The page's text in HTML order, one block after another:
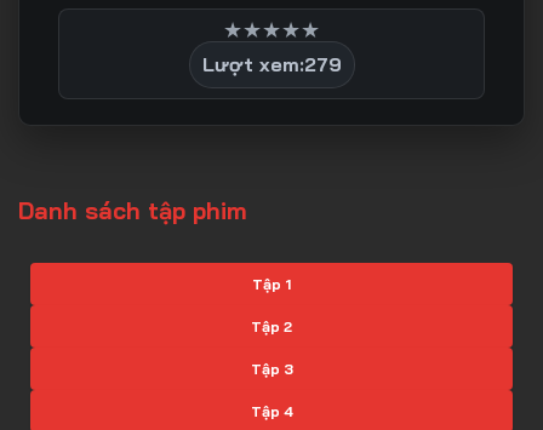
★★★★★
Lượt xem:279
Danh sách tập phim
Tập 1
Tập 2
Tập 3
Tập 4